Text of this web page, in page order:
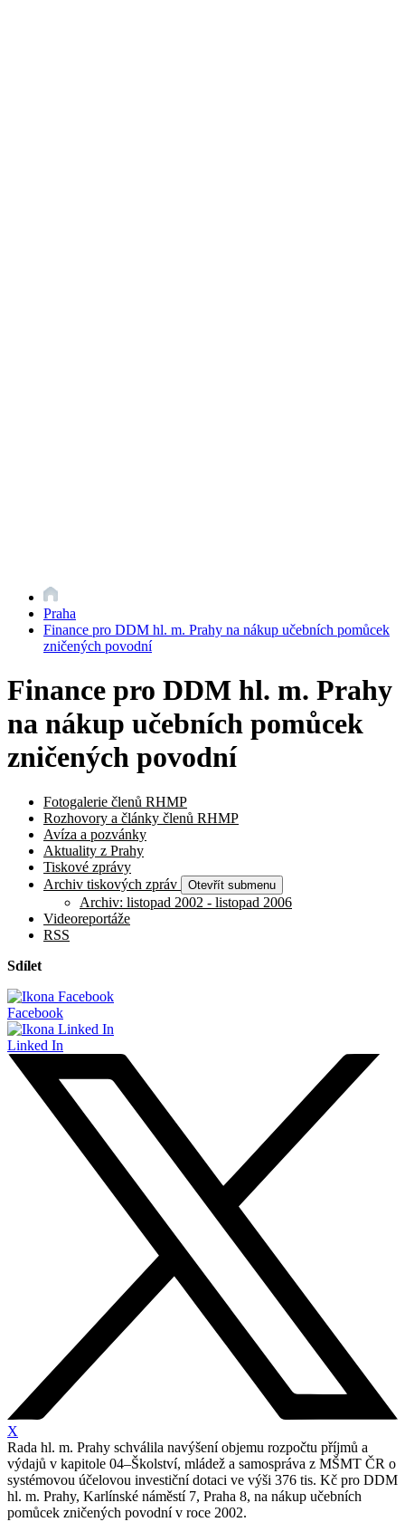
Praha
Finance pro DDM hl. m. Prahy na nákup učebních pomůcek
zničených povodní
Finance pro DDM hl. m. Prahy
na nákup učebních pomůcek
zničených povodní
Fotogalerie členů RHMP
Rozhovory a články členů RHMP
Avíza a pozvánky
Aktuality z Prahy
Tiskové zprávy
Archiv tiskových zpráv
Otevřít submenu
Archiv: listopad 2002 - listopad 2006
Videoreportáže
RSS
Sdílet
Facebook
Linked In
X
Rada hl. m. Prahy schválila navýšení objemu rozpočtu příjmů a
výdajů v kapitole 04–Školství, mládež a samospráva z MŠMT ČR o
systémovou účelovou investiční dotaci ve výši 376 tis. Kč pro DDM
hl. m. Prahy, Karlínské náměstí 7, Praha 8, na nákup učebních
pomůcek zničených povodní v roce 2002.